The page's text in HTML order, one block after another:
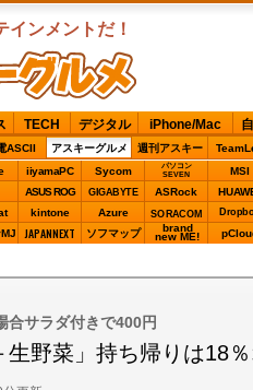
インメントだ！
TECH デジタル iPhone/Mac
ASCII アスキーグルメ 週刊アスキー
iiyamaPC Sycom
パソコン
SEVEN
MSI
ASUS ROG GIGABYTE ASRock
kintone Azure SORACOM
JAPANNEXT ソフマップ brand
new ME!
合サラダ付きで400円
野菜」持ち帰りは18％